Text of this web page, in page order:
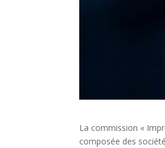
La commission «
composée des